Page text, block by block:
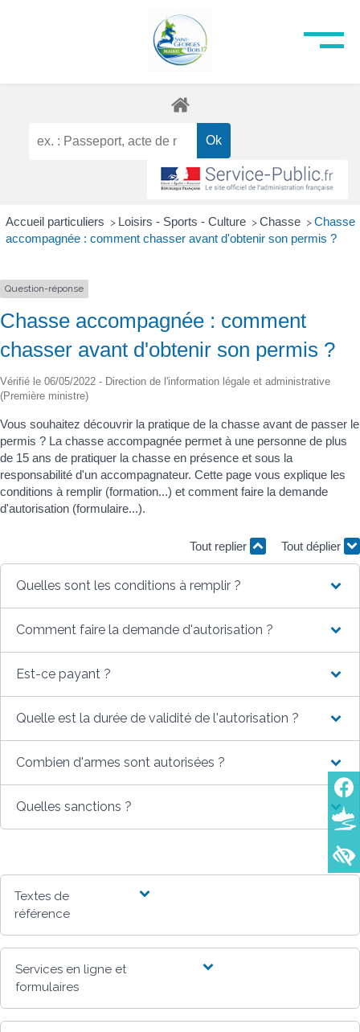
Accueil particuliers > Loisirs - Sports - Culture > Chasse > Chasse
accompagnée : comment chasser avant d'obtenir son permis ?
Question-réponse
Chasse accompagnée : comment
chasser avant d'obtenir son permis ?
Vérifié le 06/05/2022 - Direction de l'information légale et administrative
(Première ministre)
Vous souhaitez découvrir la pratique de la chasse avant de passer le
permis ? La chasse accompagnée permet à une personne de plus
de 15 ans de pratiquer la chasse en présence et sous la
responsabilité d'un accompagnateur. Cette page vous explique les
conditions à remplir (formation...) et comment faire la demande
d'autorisation (formulaire...).
Tout replier Tout déplier
Quelles sont les conditions à remplir ?
Comment faire la demande d'autorisation ?
Est-ce payant ?
Quelle est la durée de validité de l'autorisation ?
Combien d'armes sont autorisées ?
Quelles sanctions ?
Textes de
référence
Services en ligne et
formulaires